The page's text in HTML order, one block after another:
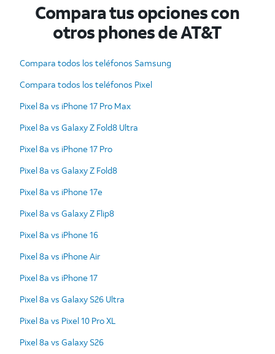
Compara tus opciones con
otros phones de AT&T
Compara todos los teléfonos Samsung
Compara todos los teléfonos Pixel
Pixel 8a vs iPhone 17 Pro Max
Pixel 8a vs Galaxy Z Fold8 Ultra
Pixel 8a vs iPhone 17 Pro
Pixel 8a vs Galaxy Z Fold8
Pixel 8a vs iPhone 17e
Pixel 8a vs Galaxy Z Flip8
Pixel 8a vs iPhone 16
Pixel 8a vs iPhone Air
Pixel 8a vs iPhone 17
Pixel 8a vs Galaxy S26 Ultra
Pixel 8a vs Pixel 10 Pro XL
Pixel 8a vs Galaxy S26